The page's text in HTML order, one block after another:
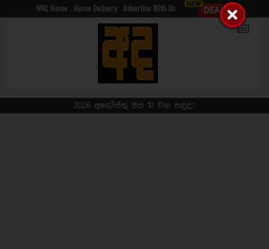
WNL Home Home Delivery Advertise With Us
2026 අගෝස්තු මස 10 වන සඳුදා